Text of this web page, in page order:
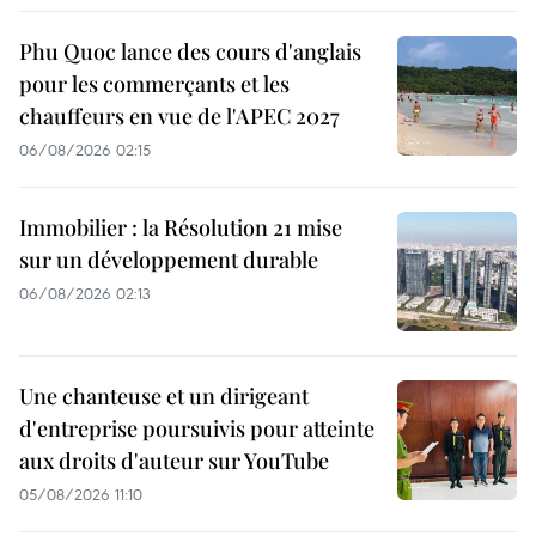
Phu Quoc lance des cours d'anglais
pour les commerçants et les
chauffeurs en vue de l'APEC 2027
06/08/2026 02:15
Immobilier : la Résolution 21 mise
sur un développement durable
06/08/2026 02:13
Une chanteuse et un dirigeant
d'entreprise poursuivis pour atteinte
aux droits d'auteur sur YouTube
05/08/2026 11:10